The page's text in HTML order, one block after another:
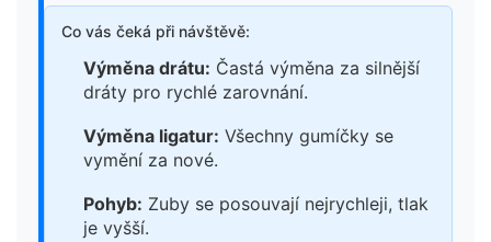
Co vás čeká při návštěvě:
Výměna drátu: Častá výměna za silnější
dráty pro rychlé zarovnání.
Výměna ligatur: Všechny gumíčky se
vymění za nové.
Pohyb: Zuby se posouvají nejrychleji, tlak
je vyšší.